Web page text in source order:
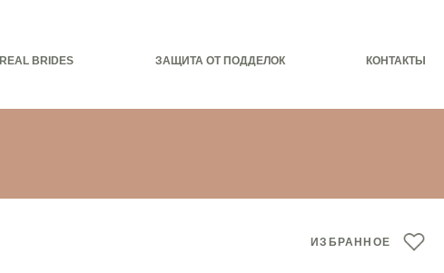
REAL BRIDES ЗАЩИТА ОТ ПОДДЕЛОК КОНТАКТЫ
ИЗБРАННОЕ